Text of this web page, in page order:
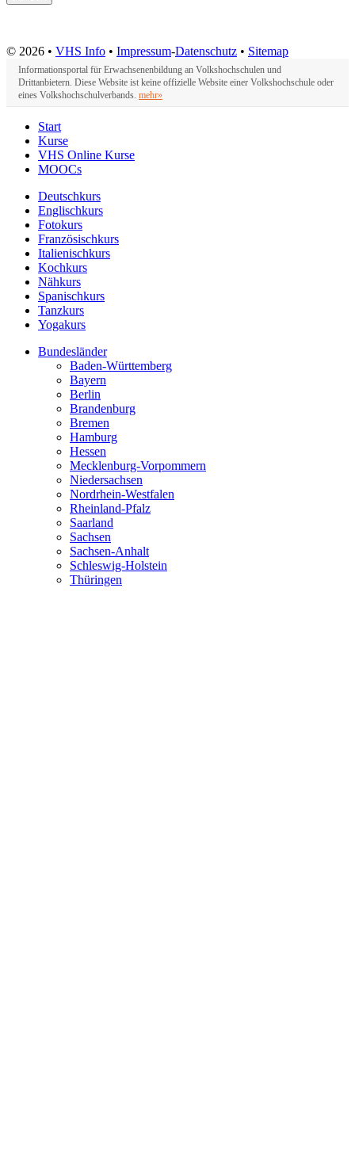
© 2026 • VHS Info • Impressum-Datenschutz • Sitemap
Informationsportal für Erwachsenenbildung an Volkshochschulen und
Drittanbietern. Diese Website ist keine offizielle Website einer Volkshochschule oder
eines Volkshochschulverbands. mehr»
Start
Kurse
VHS Online Kurse
MOOCs
Deutschkurs
Englischkurs
Fotokurs
Französischkurs
Italienischkurs
Kochkurs
Nähkurs
Spanischkurs
Tanzkurs
Yogakurs
Bundesländer
Baden-Württemberg
Bayern
Berlin
Brandenburg
Bremen
Hamburg
Hessen
Mecklenburg-Vorpommern
Niedersachsen
Nordrhein-Westfalen
Rheinland-Pfalz
Saarland
Sachsen
Sachsen-Anhalt
Schleswig-Holstein
Thüringen